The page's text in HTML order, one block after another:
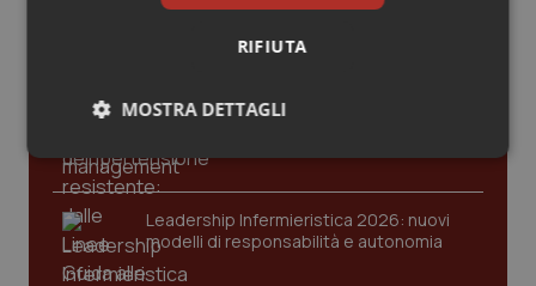
Quotidiano Oncologia
Quotidiano Pediatria
Rene & patologie urogenitali
compliance, GDPR e Risk management
Gestione dell'Ipertensione resistente:
Leadership Infermieristica 2026: nuovi
modelli di responsabilità e autonomia
RIFIUTA
MOSTRA DETTAGLI
Necessari Statistici Marketing